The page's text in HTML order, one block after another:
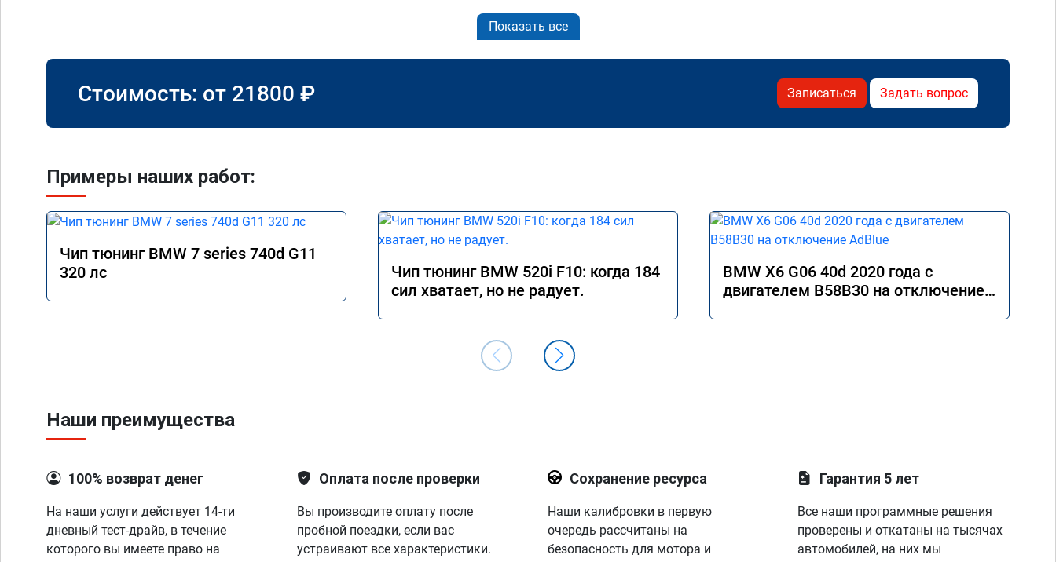
Показать все
Стоимость: от 21800 ₽ Записаться Задать вопрос
Примеры наших работ:
Чип тюнинг BMW 7 series 740d G11
320 лс
Чип тюнинг BMW 520i F10: когда 184
сил хватает, но не радует.
BMW X6 G06 40d 2020 года с
двигателем B58B30 на отключение
Наши преимущества
100% возврат денег
На наши услуги действует 14-ти
дневный тест-драйв, в течение
которого вы имеете право на
Оплата после проверки
Вы производите оплату после
пробной поездки, если вас
устраивают все характеристики.
Сохранение ресурса
Наши калибровки в первую
очередь рассчитаны на
безопасность для мотора и
Гарантия 5 лет
Все наши программные решения
проверены и откатаны на тысячах
автомобилей, на них мы